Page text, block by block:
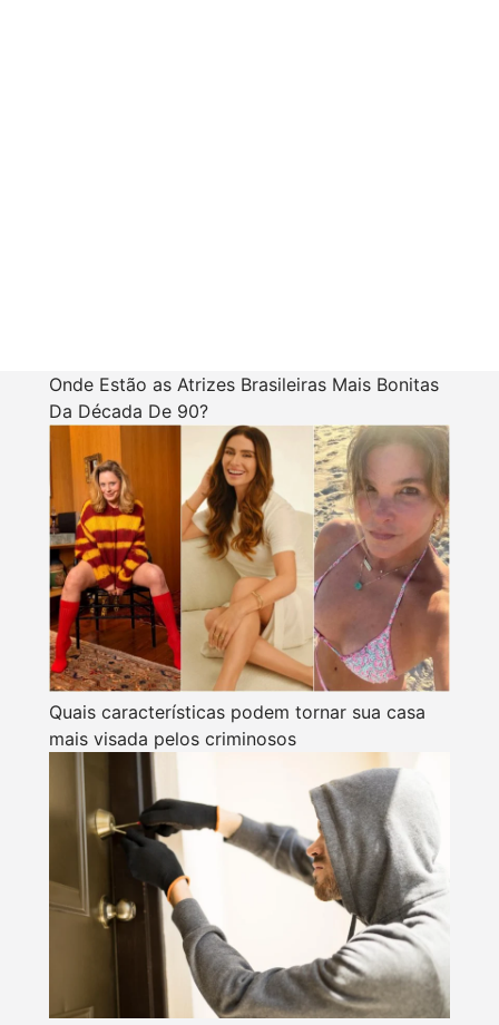
Onde Estão as Atrizes Brasileiras Mais Bonitas
Da Década De 90?
Quais características podem tornar sua casa
mais visada pelos criminosos